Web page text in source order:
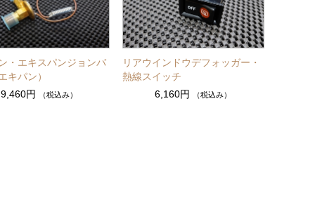
・エキスパンジョンバ
キパン）
9,460円
（税込み）
リアウインドウデフォッガー・
熱線スイッチ
6,160円
（税込み）